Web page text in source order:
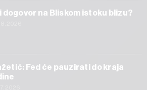
dogovor na Bliskom istoku blizu?
Fed će pauzirati do kraja